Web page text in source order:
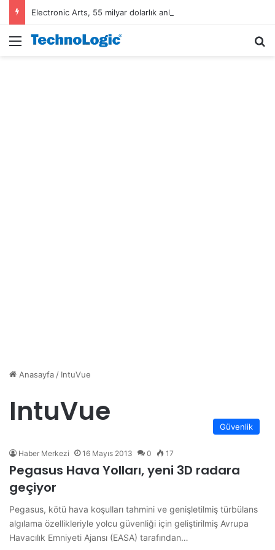
Menü
Anasayfa/ IntuVue
IntuVue Güvenlik
Haber Merkezi 16 Mayıs 2013 0 17
Pegasus Hava Yolları, yeni 3D radara
geçiyor
Pegasus, kötü hava koşulları tahmini ve genişletilmiş türbülans
algılama özellikleriyle yolcu güvenliği için geliştirilmiş Avrupa
Havacılık Emniyeti Ajansı (EASA) tarafından…